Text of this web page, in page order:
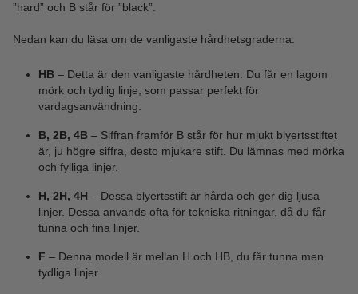
”hard” och B står för ”black”.
Nedan kan du läsa om de vanligaste hårdhetsgraderna:
HB – Detta är den vanligaste hårdheten. Du får en lagom
mörk och tydlig linje, som passar perfekt för
vardagsanvändning.
B, 2B, 4B – Siffran framför B står för hur mjukt blyertsstiftet
är, ju högre siffra, desto mjukare stift. Du lämnas med mörka
och fylliga linjer.
H, 2H, 4H – Dessa blyertsstift är hårda och ger dig ljusa
linjer. Dessa används ofta för tekniska ritningar, då du får
tunna och fina linjer.
F – Denna modell är mellan H och HB, du får tunna men
tydliga linjer.